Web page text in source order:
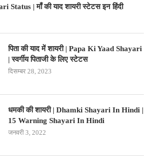
Status | माँ की याद शायरी स्टेटस इन हिंदी
पिता की याद में शायरी | Papa Ki Yaad Shayari
| स्वर्गीय पिताजी के लिए स्टेटस
दिसम्बर 28, 2023
धमकी की शायरी | Dhamki Shayari In Hindi |
15 Warning Shayari In Hindi
जनवरी 3, 2022